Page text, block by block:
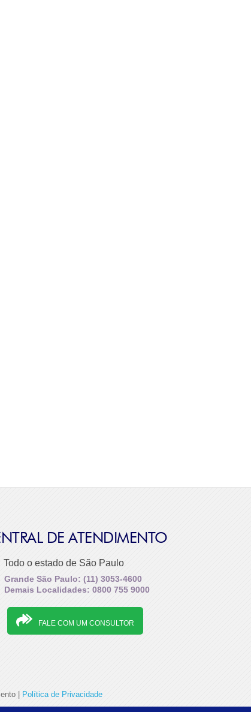
DE ATENDIMENTO
Todo o estado de São Paulo
Grande São Paulo: (11) 3053-4600
Demais Localidades: 0800 755 9000
FALE COM UM CONSULTOR
| Política de Privacidade